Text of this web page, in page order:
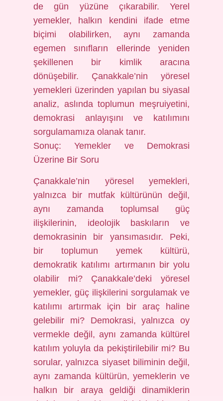
de gün yüzüne çıkarabilir. Yerel
yemekler, halkın kendini ifade etme
biçimi olabilirken, aynı zamanda
egemen sınıfların ellerinde yeniden
şekillenen bir kimlik aracına
dönüşebilir. Çanakkale’nin yöresel
yemekleri üzerinden yapılan bu siyasal
analiz, aslında toplumun meşruiyetini,
demokrasi anlayışını ve katılımını
sorgulamamıza olanak tanır.
Sonuç: Yemekler ve Demokrasi
Üzerine Bir Soru
Çanakkale’nin yöresel yemekleri,
yalnızca bir mutfak kültürünün değil,
aynı zamanda toplumsal güç
ilişkilerinin, ideolojik baskıların ve
demokrasinin bir yansımasıdır. Peki,
bir toplumun yemek kültürü,
demokratik katılımı artırmanın bir yolu
olabilir mi? Çanakkale’deki yöresel
yemekler, güç ilişkilerini sorgulamak ve
katılımı artırmak için bir araç haline
gelebilir mi? Demokrasi, yalnızca oy
vermekle değil, aynı zamanda kültürel
katılım yoluyla da pekiştirilebilir mi? Bu
sorular, yalnızca siyaset biliminin değil,
aynı zamanda kültürün, yemeklerin ve
halkın bir araya geldiği dinamiklerin